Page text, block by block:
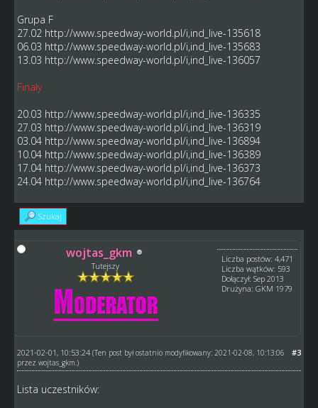
Grupa F
27.02 http://www.speedway-world.pl/i,ind_live-135618
06.03 http://www.speedway-world.pl/i,ind_live-135683
13.03 http://www.speedway-world.pl/i,ind_live-136057
Finały
20.03 http://www.speedway-world.pl/i,ind_live-136335
27.03 http://www.speedway-world.pl/i,ind_live-136319
03.04 http://www.speedway-world.pl/i,ind_live-136894
10.04 http://www.speedway-world.pl/i,ind_live-136389
17.04 http://www.speedway-world.pl/i,ind_live-136373
24.04 http://www.speedway-world.pl/i,ind_live-136764
Szukaj
wojtas_gkm
Tutejszy
Liczba postów: 4,471
Liczba wątków: 593
Dołączył: Sep 2013
Drużyna: GKM 1979
#3
2021-02-01, 10:53:24 (Ten post był ostatnio modyfikowany: 2021-02-08, 10:13:06
przez wojtas_gkm .)
Lista uczestników: